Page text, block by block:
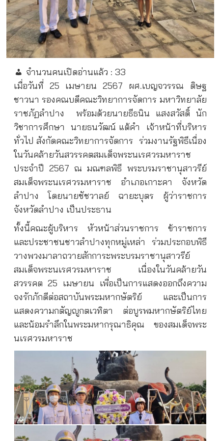
จำนวนคนเปิดอ่านแล้ว : 33
เมื่อวันที่ 25 เมษายน 2567 ผศ.เบญจวรรณ ดิษฐ
ชาวนา รองคณบดีคณะวิทยาการจัดการ มหาวิทยาลัย
ราชภัฏลำปาง
พร้อมด้วยนายธีธนิน แสงสวัสดิ์ นัก
วิชาการศึกษา
นายธนวัฒน์ แต้คำ
เจ้าหน้าที่บริหาร
ทั่วไป สังกัดคณะวิทยาการจัดการ ร่วมงานรัฐพิธีเนื่อง
ในวันคล้ายวันสวรรคตสมเด็จพระนเรศวรมหาราช
ประจำปี 2567 ณ มณฑลพิธี พระบรมราชานุสาวรีย์
สมเด็จพระนเรศวรมหาราช อำเภอเกาะคา จังหวัด
ลำปาง โดยนายชัชวาลย์ ฉายะบุตร ผู้ว่าราชการ
จังหวัดลำปาง เป็นประธาน
ทั้งนี้คณะผู้บริหาร หัวหน้าส่วนราชการ ข้าราชการ
และประชาชนชาวลำปางทุกหมู่เหล่า ร่วมประกอบพิธี
วางพวงมาลาถวายสักการะพระบรมราชานุสาวรีย์
สมเด็จพระนเรศวรมหาราช เนื่องในวันคล้ายวัน
สวรรคต 25 เมษายน เพื่อเป็นการแสดงออกถึงความ
จงรักภักดีต่อสถาบันพระมหากษัตริย์ และเป็นการ
แสดงความกตัญญูกตเวทิตา ต่อบูรพมหากษัตริย์ไทย
และน้อมรำลึกในพระมหากรุณาธิคุณ ของสมเด็จพระ
นเรศวรมหาราช